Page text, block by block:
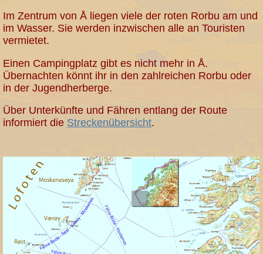
Im Zentrum von Å liegen viele der roten Rorbu am und
im Wasser. Sie werden inzwischen alle an Touristen
vermietet.
Einen Campingplatz gibt es nicht mehr in Å.
Übernachten könnt ihr in den zahlreichen Rorbu oder
in der Jugendherberge.
Über Unterkünfte und Fähren entlang der Route
informiert die Streckenübersicht.